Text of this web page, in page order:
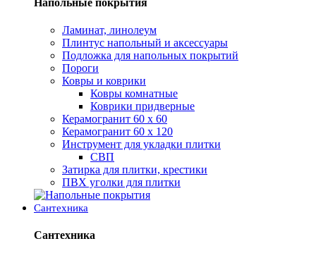
Напольные покрытия
Ламинат, линолеум
Плинтус напольный и аксессуары
Подложка для напольных покрытий
Пороги
Ковры и коврики
Ковры комнатные
Коврики придверные
Керамогранит 60 х 60
Керамогранит 60 х 120
Инструмент для укладки плитки
СВП
Затирка для плитки, крестики
ПВХ уголки для плитки
Сантехника
Сантехника